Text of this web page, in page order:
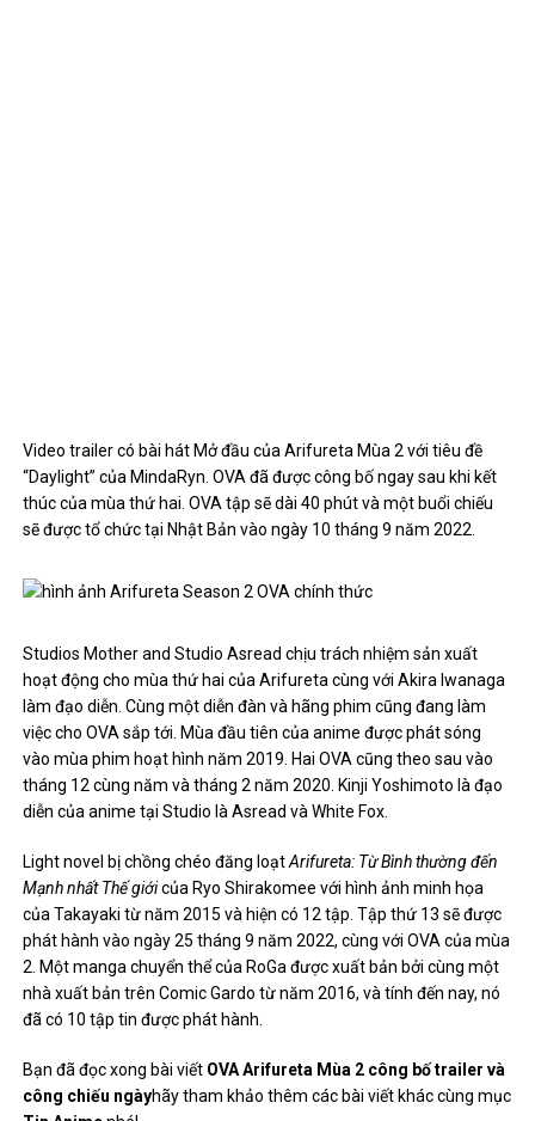
Video trailer có bài hát Mở đầu của Arifureta Mùa 2 với tiêu đề
“Daylight” của MindaRyn. OVA đã được công bố ngay sau khi kết
thúc của mùa thứ hai. OVA tập sẽ dài 40 phút và một buổi chiếu
sẽ được tổ chức tại Nhật Bản vào ngày 10 tháng 9 năm 2022.
Studios Mother and Studio Asread chịu trách nhiệm sản xuất
hoạt động cho mùa thứ hai của Arifureta cùng với Akira Iwanaga
làm đạo diễn. Cùng một diễn đàn và hãng phim cũng đang làm
việc cho OVA sắp tới. Mùa đầu tiên của anime được phát sóng
vào mùa phim hoạt hình năm 2019. Hai OVA cũng theo sau vào
tháng 12 cùng năm và tháng 2 năm 2020. Kinji Yoshimoto là đạo
diễn của anime tại Studio là Asread và White Fox.
Light novel bị chồng chéo đăng loạtArifureta: Từ Bình thường đến
Mạnh nhất Thế giớicủa Ryo Shirakomee với hình ảnh minh họa
của Takayaki từ năm 2015 và hiện có 12 tập. Tập thứ 13 sẽ được
phát hành vào ngày 25 tháng 9 năm 2022, cùng với OVA của mùa
2. Một manga chuyển thể của RoGa được xuất bản bởi cùng một
nhà xuất bản trên Comic Gardo từ năm 2016, và tính đến nay, nó
đã có 10 tập tin được phát hành.
Bạn đã đọc xong bài viết OVA Arifureta Mùa 2 công bố trailer và
công chiếu ngàyhãy tham khảo thêm các bài viết khác cùng mục